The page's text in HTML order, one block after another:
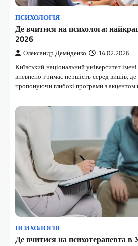
ПСИХОЛОГІЯ
Де вчитися на психолога:
2026
Олександр Демиденко 14.02.2026
Київський національний університет
впевнено тримає першість серед вишів,
пропонуючи глибокі програми з
ПСИХОЛОГІЯ
Де вчитися на психотерапевта в